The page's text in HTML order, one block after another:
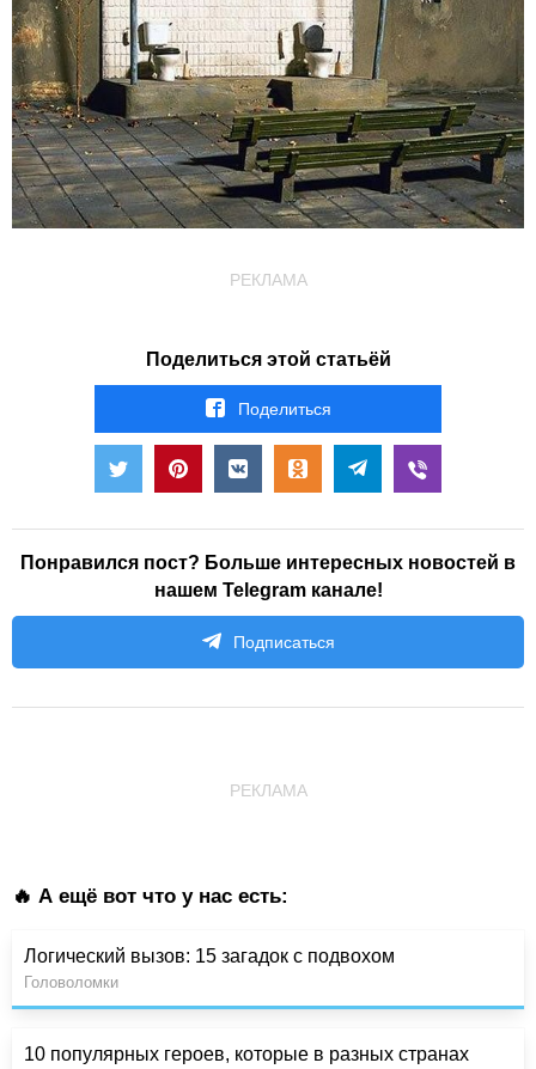
РЕКЛАМА
Поделиться этой статьёй
Поделиться
Понравился пост? Больше интересных новостей в
нашем Telegram канале!
Подписаться
РЕКЛАМА
🔥 А ещё вот что у нас есть:
Логический вызов: 15 загадок с подвохом
Головоломки
10 популярных героев, которые в разных странах